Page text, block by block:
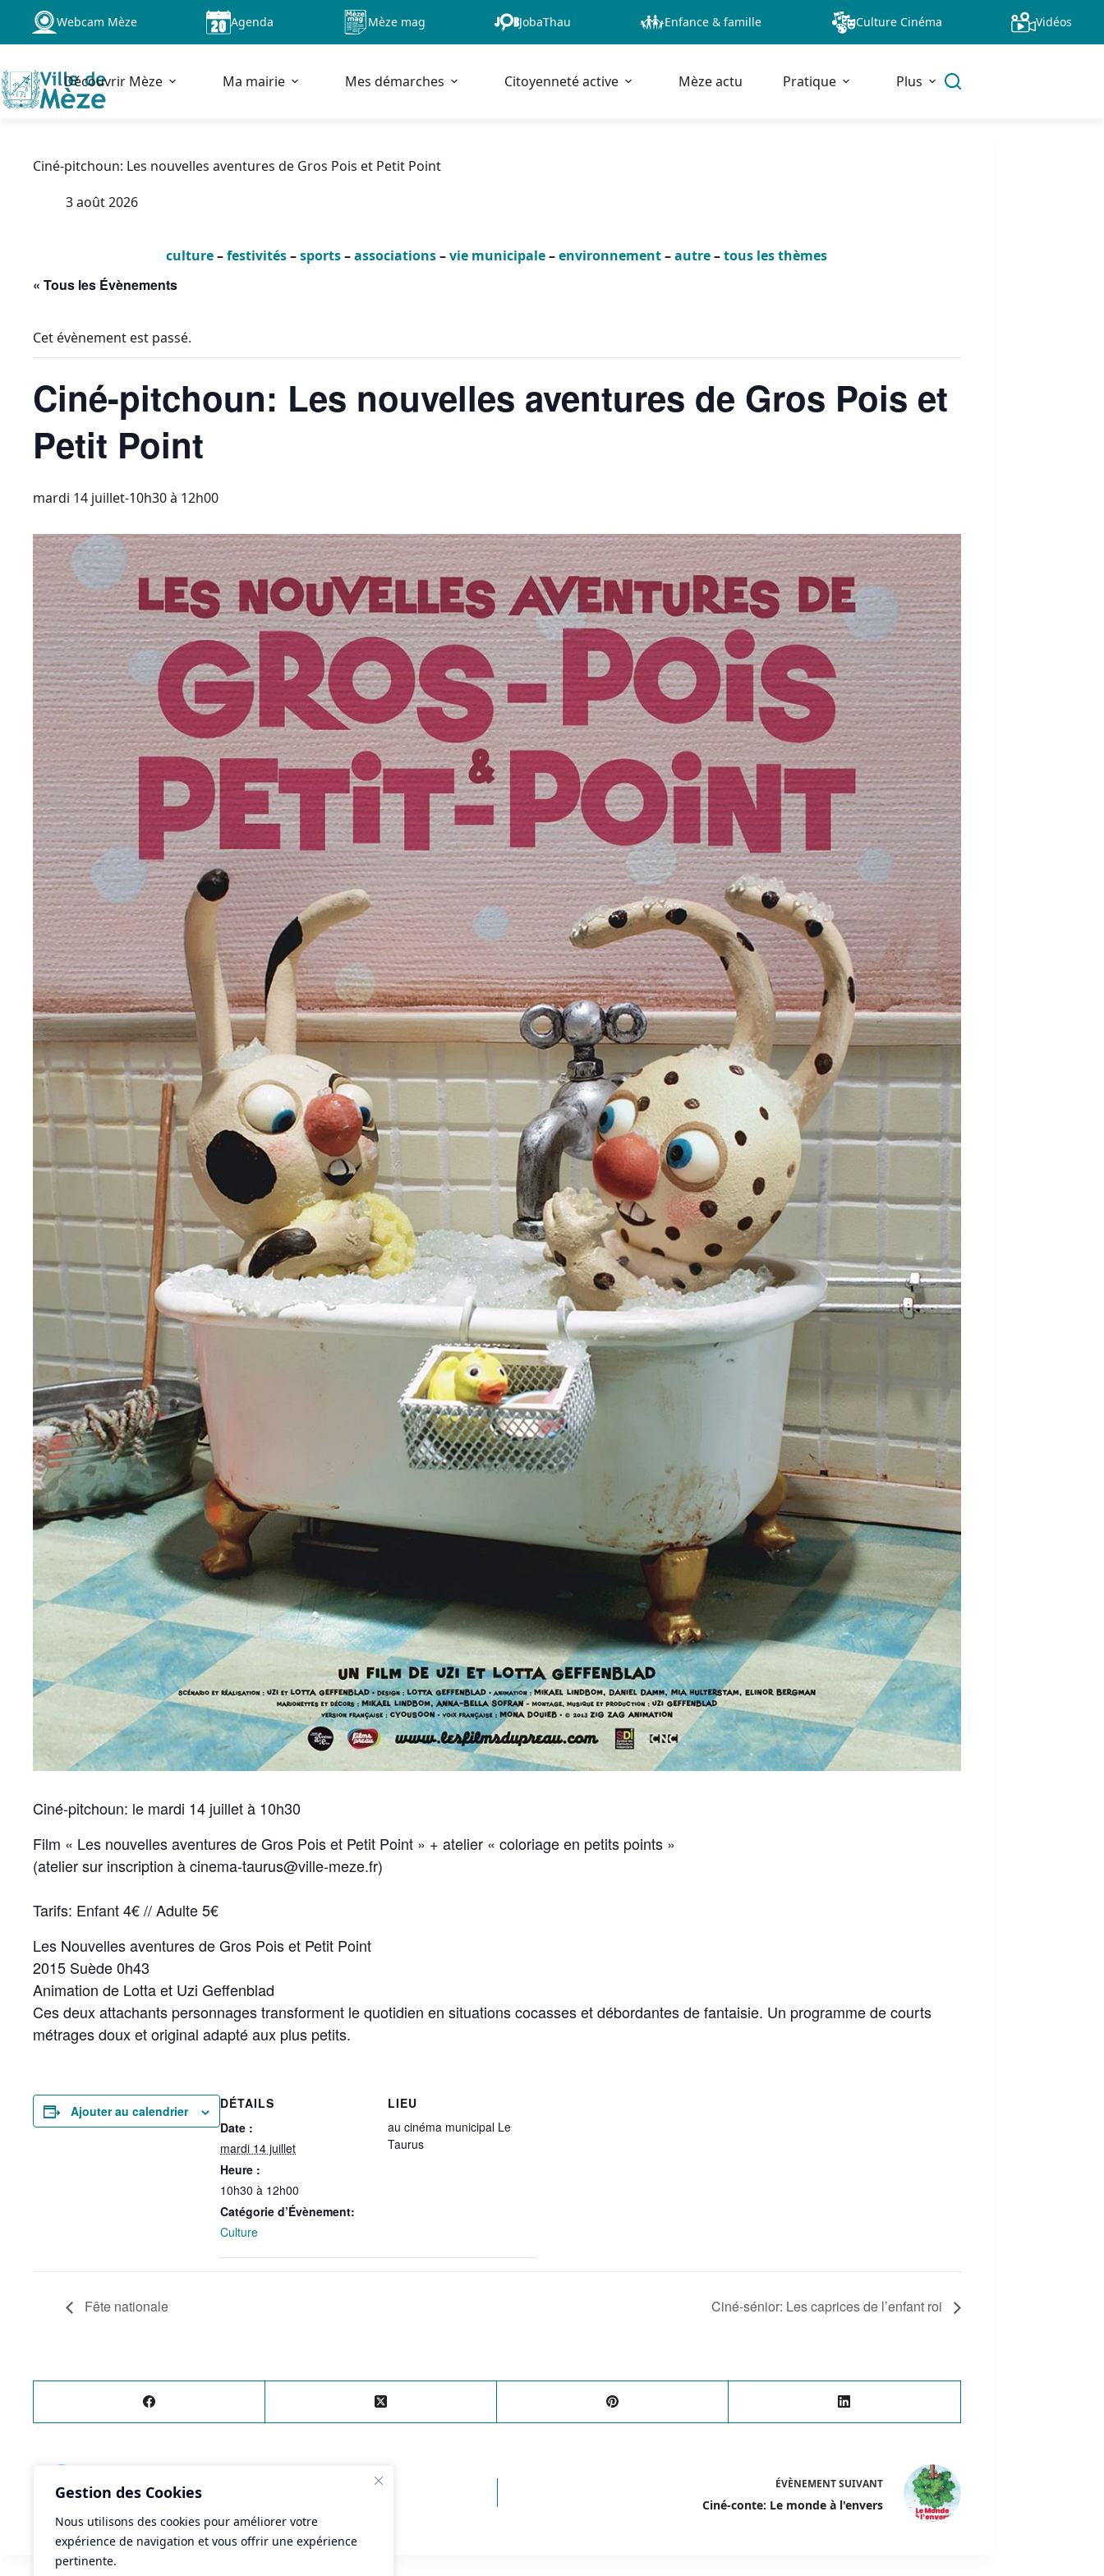
Gestion des Cookies
Nous utilisons des cookies pour améliorer votre
expérience de navigation et vous offrir une expérience
pertinente.
Passer
contenu
Webcam Mèze Agenda Mèze mag JobaThau Enfance & famille Culture Cinéma Vidéos
Découvrir Mèze Ma mairie Mes démarches Citoyenneté active Mèze actu Pratique Plus
Ciné-pitchoun: Les nouvelles aventures de Gros Pois et Petit Point
3 août 2026
culture–festivités–sports–associations–vie municipale–environnement–autre–tous les thèmes
« Tous les Évènements
Cet évènement est passé.
Ciné-pitchoun: Les nouvelles aventures de Gros Pois et
Petit Point
mardi 14 juillet-10h30à 12h00
Ciné-pitchoun: le mardi 14 juillet à 10h30
Film « Les nouvelles aventures de Gros Pois et Petit Point » + atelier « coloriage en petits points »
(atelier sur inscription à cinema-taurus@ville-meze.fr)
Tarifs: Enfant 4€ // Adulte 5€
Les Nouvelles aventures de Gros Pois et Petit Point
2015 Suède 0h43
Animation de Lotta et Uzi Geffenblad
Ces deux attachants personnages transforment le quotidien en situations cocasses et débordantes de fantaisie. Un programme de courts
métrages doux et original adapté aux plus petits.
Ajouter au calendrier
DÉTAILS
Date :
mardi 14 juillet
Heure :
10h30 à 12h00
Catégorie d’Évènement:
Culture
LIEU
au cinéma municipal Le
Taurus
Fête nationale Ciné-sénior: Les caprices de l’enfant roi
ÉVÈNEMENT PRÉCÉDENT ÉVÈNEMENTSUIVANT
Ciné-conte: Le monde à l'envers